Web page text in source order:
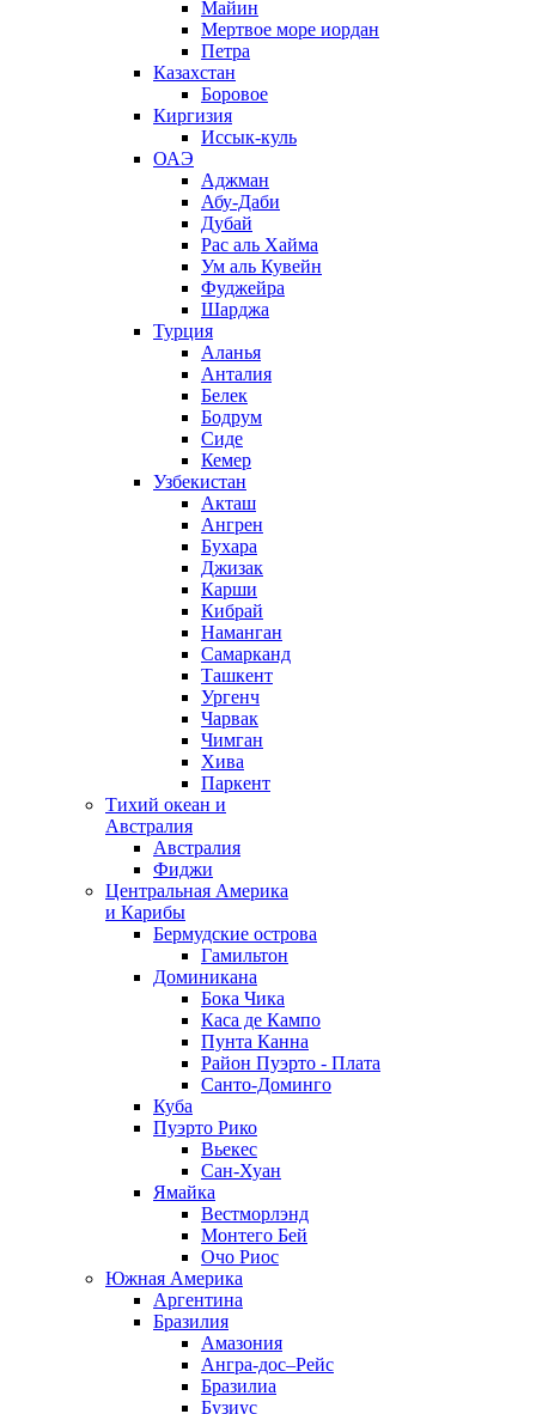
Майин
Мертвое море иордан
Петра
Казахстан
Боровое
Киргизия
Иссык-куль
ОАЭ
Аджман
Абу-Даби
Дубай
Рас аль Хайма
Ум аль Кувейн
Фуджейра
Шарджа
Турция
Аланья
Анталия
Белек
Бодрум
Сиде
Кемер
Узбекистан
Акташ
Ангрен
Бухара
Джизак
Карши
Кибрай
Наманган
Самарканд
Ташкент
Ургенч
Чарвак
Чимган
Хива
Паркент
Тихий океан и
Австралия
Австралия
Фиджи
Центральная Америка
и Карибы
Бермудские острова
Гамильтон
Доминикана
Бока Чика
Каса де Кампо
Пунта Канна
Район Пуэрто - Плата
Санто-Доминго
Куба
Пуэрто Рико
Вьекес
Сан-Хуан
Ямайка
Вестморлэнд
Монтего Бей
Очо Риос
Южная Америка
Аргентина
Бразилия
Амазония
Ангра-дос–Рейс
Бразилиа
Бузиус